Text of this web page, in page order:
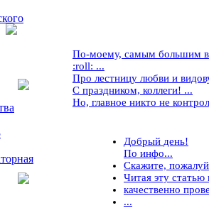
По-моему, самым большим
:roll: ...
Про лестницу любви и
С праздником, коллеги! ...
Но, главное никто не
Добрый день!
По инфо...
Скажите,
Читая эту
качественно
...